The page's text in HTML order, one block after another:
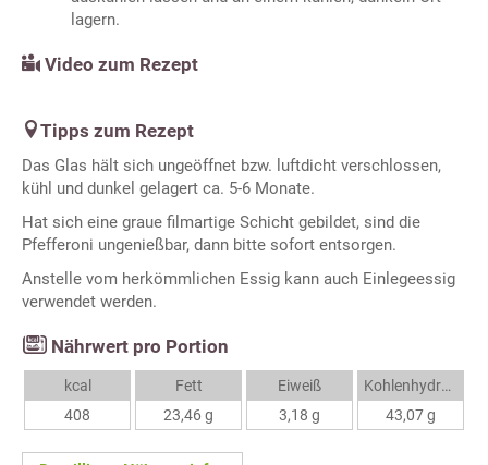
lagern.
Video zum Rezept
Tipps zum Rezept
Das Glas hält sich ungeöffnet bzw. luftdicht verschlossen,
kühl und dunkel gelagert ca. 5-6 Monate.
Hat sich eine graue filmartige Schicht gebildet, sind die
Pfefferoni ungenießbar, dann bitte sofort entsorgen.
Anstelle vom herkömmlichen Essig kann auch Einlegeessig
verwendet werden.
Nährwert pro Portion
kcal
408
Fett
23,46 g
Eiweiß
3,18 g
Kohlenhydrate
43,07 g